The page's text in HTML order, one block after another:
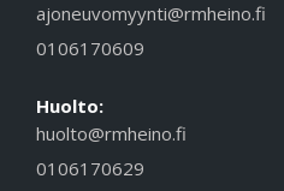
ajoneuvomyynti@rmheino.fi
0106170609
Huolto:
huolto@rmheino.fi
0106170629